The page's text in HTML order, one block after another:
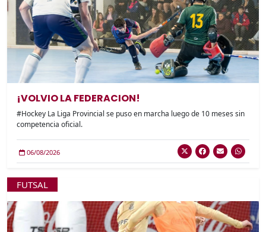
¡VOLVIO LA FEDERACION!
#Hockey La Liga Provincial se puso en marcha luego de 10 meses sin
competencia oficial.
06/08/2026
FUTSAL